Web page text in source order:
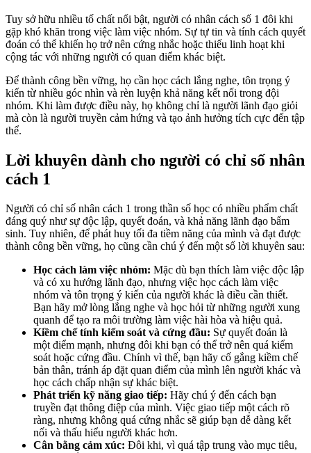
Tuy sở hữu nhiều tố chất nổi bật, người có nhân cách số 1 đôi khi
gặp khó khăn trong việc làm việc nhóm. Sự tự tin và tính cách quyết
đoán có thể khiến họ trở nên cứng nhắc hoặc thiếu linh hoạt khi
cộng tác với những người có quan điểm khác biệt.
Để thành công bền vững, họ cần học cách lắng nghe, tôn trọng ý
kiến từ nhiều góc nhìn và rèn luyện khả năng kết nối trong đội
nhóm. Khi làm được điều này, họ không chỉ là người lãnh đạo giỏi
mà còn là người truyền cảm hứng và tạo ảnh hưởng tích cực đến tập
thể.
Lời khuyên dành cho người có chỉ số nhân
cách 1
Người có chỉ số nhân cách 1 trong thần số học có nhiều phẩm chất
đáng quý như sự độc lập, quyết đoán, và khả năng lãnh đạo bẩm
sinh. Tuy nhiên, để phát huy tối đa tiềm năng của mình và đạt được
thành công bền vững, họ cũng cần chú ý đến một số lời khuyên sau:
Học cách làm việc nhóm: Mặc dù bạn thích làm việc độc lập
và có xu hướng lãnh đạo, nhưng việc học cách làm việc
nhóm và tôn trọng ý kiến của người khác là điều cần thiết.
Bạn hãy mở lòng lắng nghe và học hỏi từ những người xung
quanh để tạo ra môi trường làm việc hài hòa và hiệu quả.
Kiềm chế tính kiểm soát và cứng đầu: Sự quyết đoán là
một điểm mạnh, nhưng đôi khi bạn có thể trở nên quá kiểm
soát hoặc cứng đầu. Chính vì thế, bạn hãy cố gắng kiềm chế
bản thân, tránh áp đặt quan điểm của mình lên người khác và
học cách chấp nhận sự khác biệt.
Phát triển kỹ năng giao tiếp: Hãy chú ý đến cách bạn
truyền đạt thông điệp của mình. Việc giao tiếp một cách rõ
ràng, nhưng không quá cứng nhắc sẽ giúp bạn dễ dàng kết
nối và thấu hiểu người khác hơn.
Cân bằng cảm xúc: Đôi khi, vì quá tập trung vào mục tiêu,